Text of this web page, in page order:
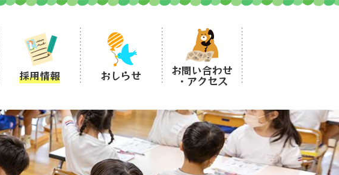
採用情報 おしらせ お問い合わせ
・アクセス